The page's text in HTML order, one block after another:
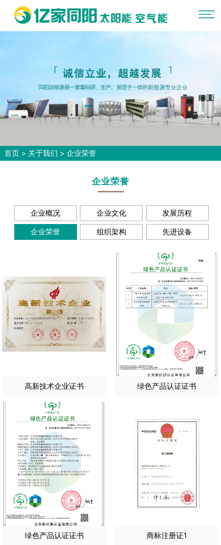
首页> 关于我们 > 企业荣誉
企业荣誉
企业概况 企业文化
发展历程
企业荣誉
组织架构 先进设备
高新技术企业证书 绿色产品认证证书
绿色产品认证证书 商标注册证1